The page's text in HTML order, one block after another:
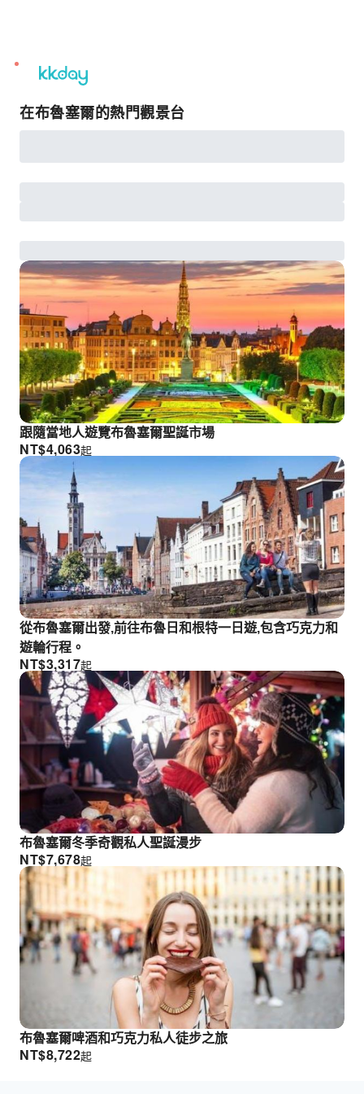
unread
notifications
在布魯塞爾的熱門觀景台
跟隨當地人遊覽布魯塞爾聖誕市場
NT$4,063起
從布魯塞爾出發,前往布魯日和根特一日遊,包含巧克力和
遊輪行程。
NT$3,317起
布魯塞爾冬季奇觀私人聖誕漫步
NT$7,678起
布魯塞爾啤酒和巧克​​力私人徒步之旅
NT$8,722起